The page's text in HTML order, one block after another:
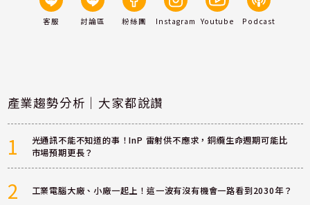
客服 討論區 粉絲團 Instagram Youtube Podcast
產業趨勢分析｜大家都說讚
1
光通訊不能不知道的事！InP 雷射供不應求，銅纜生命週期可能比
市場預期更長？
2 工業電腦大廠、小廠一起上！這一波有沒有機會一路看到2030年？